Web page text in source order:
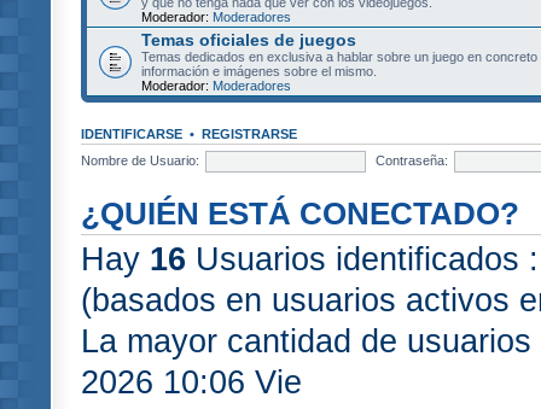
Moderador: Moderadores
Temas oficiales de juegos
Temas dedicados en exclusiva a hablar sobre un juego en concreto
información e imágenes sobre el mismo.
Moderador: Moderadores
IDENTIFICARSE • REGISTRARSE
Nombre de Usuario:
Contraseña:
¿QUIÉN ESTÁ CONECTADO?
Hay 16 Usuarios identificados
(basados en usuarios activos
La mayor cantidad de
2026 10:06 Vie